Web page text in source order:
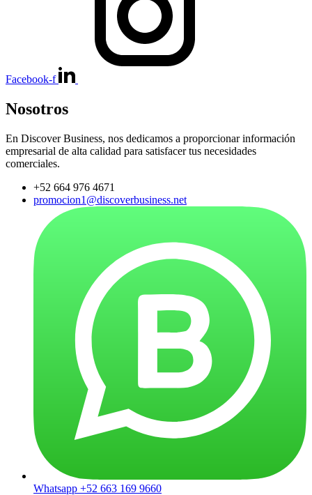
Facebook-f
Nosotros
En Discover Business, nos dedicamos a proporcionar información
empresarial de alta calidad para satisfacer tus necesidades
comerciales.
+52 664 976 4671
promocion1@discoverbusiness.net
Whatsapp +52 663 169 9660